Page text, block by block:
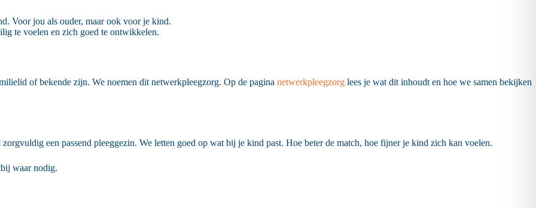
Voor jou als ouder, maar ook voor je kind.
te voelen en zich goed te ontwikkelen.
of bekende zijn. We noemen dit netwerkpleegzorg. Op de pagina netwerkpleegzorg lees je wat dit inhoudt en hoe we samen bekijken
een passend pleeggezin. We letten goed op wat bij je kind past. Hoe beter de match, hoe fijner je kind zich kan voelen.
waar nodig.